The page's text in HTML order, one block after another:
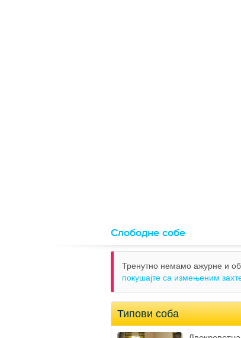
Слободне собе
Тренутно немамо ажурне и
покушајте са измењеним
Типови соба